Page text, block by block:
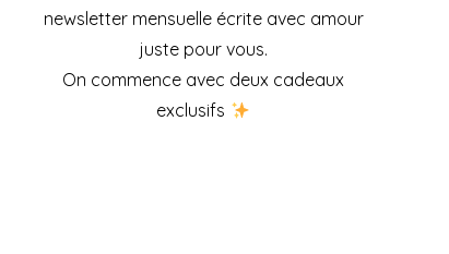
newsletter mensuelle écrite avec amour
juste pour vous.
On commence avec deux cadeaux
exclusifs